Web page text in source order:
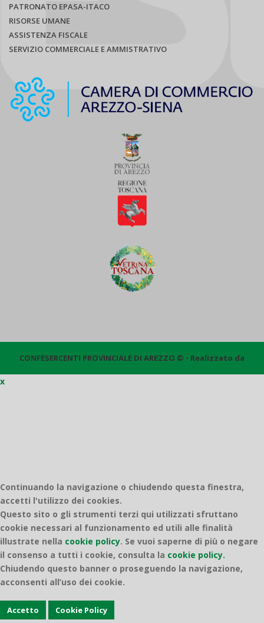
PATRONATO EPASA-ITACO
RISORSE UMANE
ASSISTENZA FISCALE
SERVIZIO COMMERCIALE E AMMISTRATIVO
CONFESERCENTI PROVINCIALE DI AREZZO © - Realizzato da
x
Continuando la navigazione o chiudendo questa finestra,
accetti l'utilizzo dei cookies.
Questo sito o gli strumenti terzi qui utilizzati sfruttano
cookie necessari al funzionamento ed utili alle finalità
illustrate nella cookie policy. Se vuoi saperne di più o negare
il consenso a tutti i cookie, consulta la cookie policy.
Chiudendo questo banner o proseguendo la navigazione,
acconsenti all’uso dei cookie.
Accetto Cookie Policy